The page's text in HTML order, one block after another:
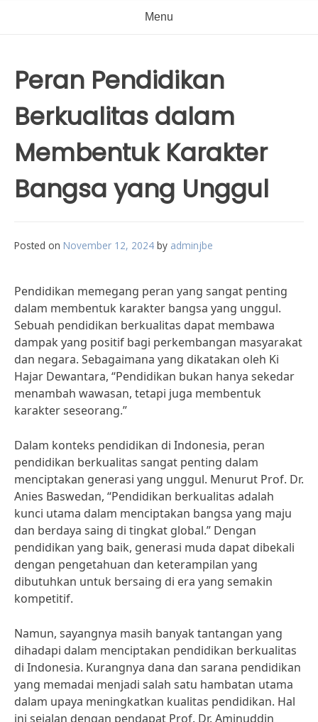
Menu
Peran Pendidikan
Berkualitas dalam
Membentuk Karakter
Bangsa yang Unggul
Posted on November 12, 2024 by adminjbe
Pendidikan memegang peran yang sangat penting
dalam membentuk karakter bangsa yang unggul.
Sebuah pendidikan berkualitas dapat membawa
dampak yang positif bagi perkembangan masyarakat
dan negara. Sebagaimana yang dikatakan oleh Ki
Hajar Dewantara, “Pendidikan bukan hanya sekedar
menambah wawasan, tetapi juga membentuk
karakter seseorang.”
Dalam konteks pendidikan di Indonesia, peran
pendidikan berkualitas sangat penting dalam
menciptakan generasi yang unggul. Menurut Prof. Dr.
Anies Baswedan, “Pendidikan berkualitas adalah
kunci utama dalam menciptakan bangsa yang maju
dan berdaya saing di tingkat global.” Dengan
pendidikan yang baik, generasi muda dapat dibekali
dengan pengetahuan dan keterampilan yang
dibutuhkan untuk bersaing di era yang semakin
kompetitif.
Namun, sayangnya masih banyak tantangan yang
dihadapi dalam menciptakan pendidikan berkualitas
di Indonesia. Kurangnya dana dan sarana pendidikan
yang memadai menjadi salah satu hambatan utama
dalam upaya meningkatkan kualitas pendidikan. Hal
ini sejalan dengan pendapat Prof. Dr. Aminuddin